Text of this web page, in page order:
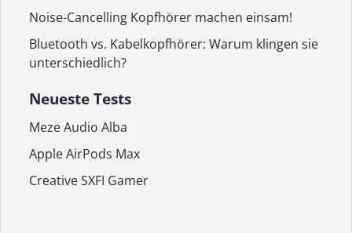
Noise-Cancelling Kopfhörer machen einsam!
Bluetooth vs. Kabelkopfhörer: Warum klingen sie
unterschiedlich?
Neueste Tests
Meze Audio Alba
Apple AirPods Max
Creative SXFI Gamer